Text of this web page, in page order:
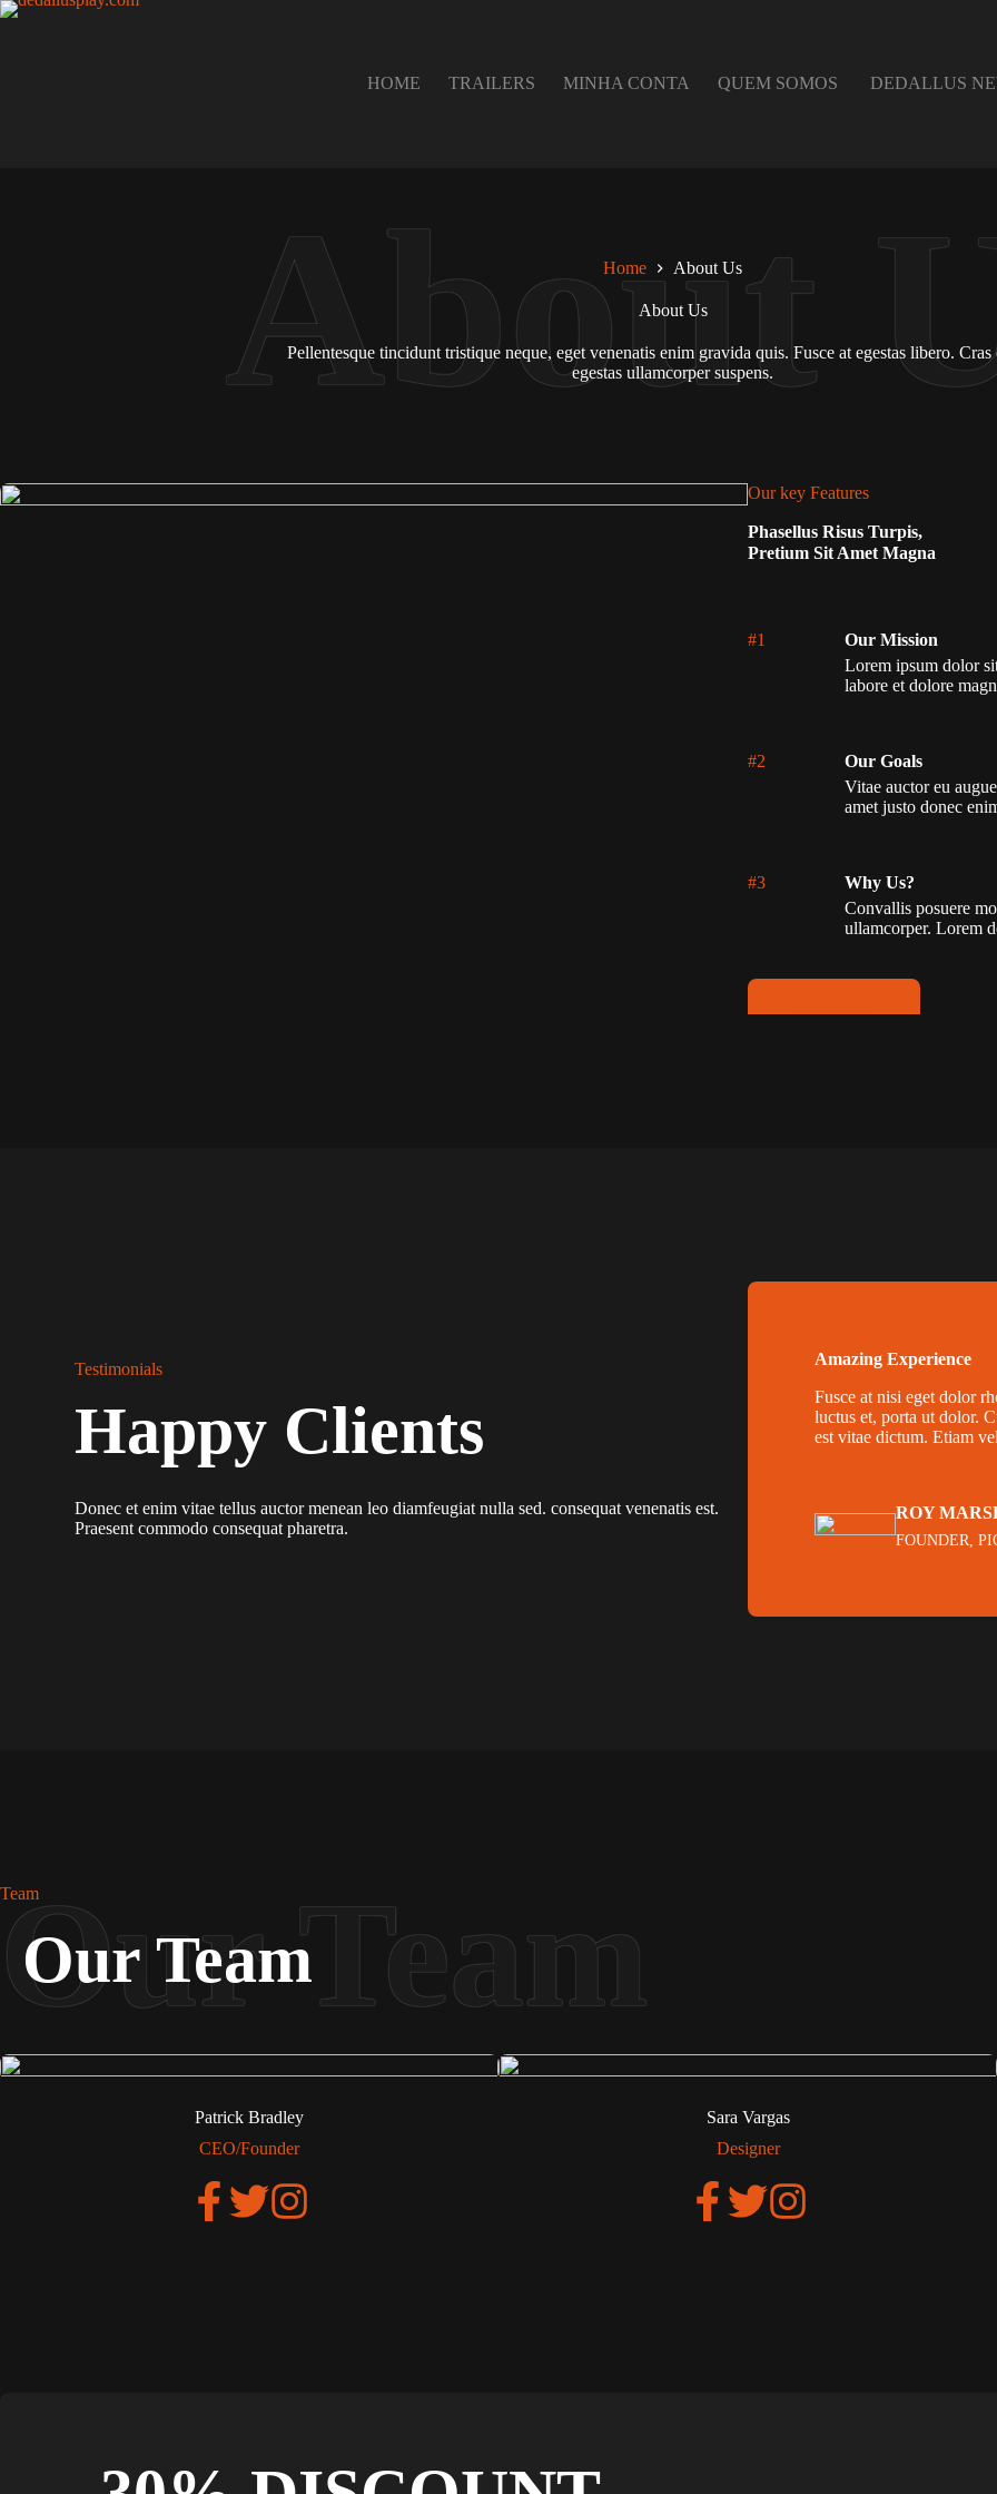
Pular
HOME TRAILERS MINHA CONTA QUEM SOMOS DEDALLUS
Home About Us
About Us
Pellentesque tincidunt tristique neque, eget venenatis enim gravida quis. Fusce at egestas libero.
egestas ullamcorper suspens.
Our key Features
Phasellus Risus Turpis,
Pretium Sit Amet Magna
#1
Our Mission
Lorem ipsum dolor
labore et dolore
#2
Our Goals
Vitae auctor eu
amet justo donec
#3
Why Us?
Convallis posuere
ullamcorper. Lorem
Testimonials
Happy Clients
Donec et enim vitae tellus auctor menean leo diamfeugiat nulla sed. consequat venenatis est.
Praesent commodo consequat pharetra.
Amazing Experience
Fusce at nisi eget dolor
luctus et, porta ut dolor.
est vitae dictum. Etiam
ROY
FOUNDER,
Team
Our Team
Patrick Bradley
CEO/Founder
Sara Vargas
Designer